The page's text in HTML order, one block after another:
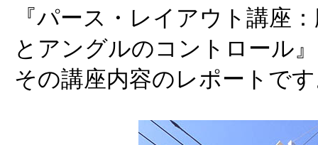
『パース・レイアウト講座
とアングルのコントロール
その講座内容のレポートで